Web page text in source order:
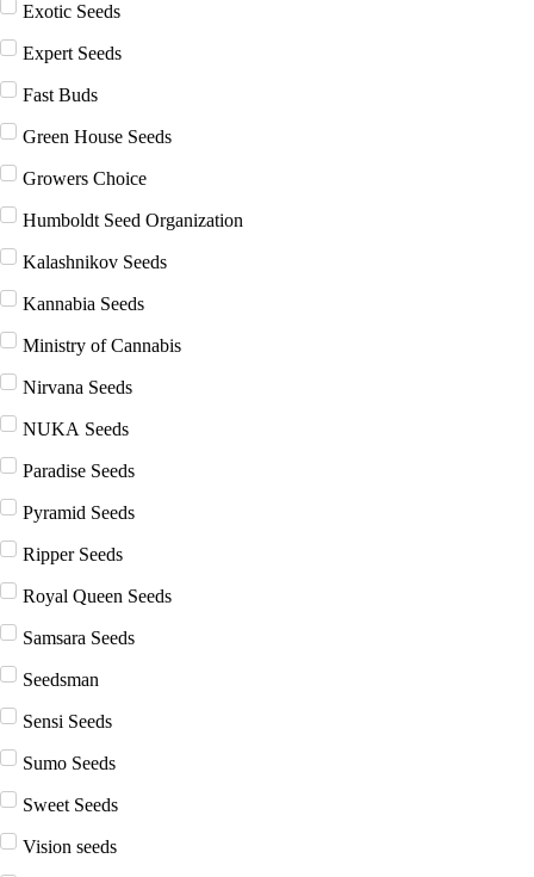
Exotic Seeds
Expert Seeds
Fast Buds
Green House Seeds
Growers Choice
Humboldt Seed Organization
Kalashnikov Seeds
Kannabia Seeds
Ministry of Cannabis
Nirvana Seeds
NUKA Seeds
Paradise Seeds
Pyramid Seeds
Ripper Seeds
Royal Queen Seeds
Samsara Seeds
Seedsman
Sensi Seeds
Sumo Seeds
Sweet Seeds
Vision seeds